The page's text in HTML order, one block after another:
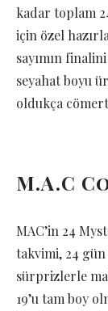
kadar toplam
için özel
sayımın
seyahat boyu
oldukça
M.A.C
MAC’in 24
takvimi, 24
sürprizlerle
19’u tam boy